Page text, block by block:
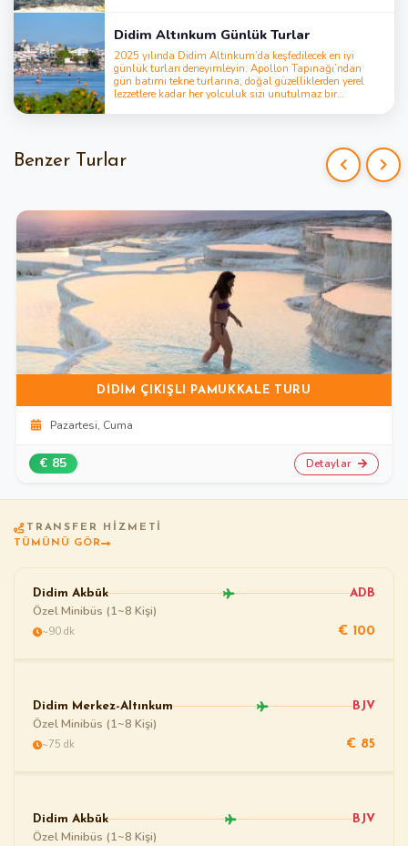
turu, Akbük Efes turu, Akbük Dalyan turu, Akbük su
parkı, Akbük at binme turu, Akbük ATV turları, Akbük
Türk hamamı, Akbük Kos Adası turu, Akbük yamaç
paraşütü, Akbük quad safari ve Akbük su sporları gibi
heyecan verici ve dinlendirici aktiviteler yer alıyor. Akbük
turları ve aktiviteleri ile harika bir tatil
Didim Altınkum Günlük Turlar
2025 yılında Didim Altınkum’da keşfedilecek en iyi
günlük turları deneyimleyin. Apollon Tapınağı’ndan
gün batımı tekne turlarına, doğal güzelliklerden yerel
lezzetlere kadar her yolculuk sizi unutulmaz bir
Benzer Turlar
DIDIM ÇIKIŞLI PAMUKKALE TURU
Pazartesi, Cuma
€ 85 Detaylar
TRANSFER HIZMETI
TÜMÜNÜ GÖR
Didim Akbük ADB
Özel Minibüs (1~8 Kişi)
~90 dk € 100
Didim Merkez-Altınkum BJV
Özel Minibüs (1~8 Kişi)
~75 dk € 85
Didim Akbük BJV
Özel Minibüs (1~8 Kişi)